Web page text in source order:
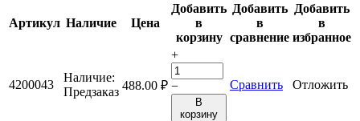
Артикул Наличие Цена
Добавить
в
корзину
Добавить
в
сравнение
Добавить
в
избранное
4200043
Наличие:
Предзаказ 488.00 ₽
+
−
В
корзину
Сравнить Отложить